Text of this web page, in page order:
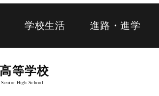
学校生活 進路・進学
等学校
High School